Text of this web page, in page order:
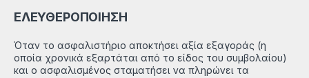
ΕΛΕΥΘΕΡΟΠΟΙΗΣΗ
Όταν το ασφαλιστήριο αποκτήσει αξία εξαγοράς (η
οποία χρονικά εξαρτάται από το είδος του συμβολαίου)
και ο ασφαλισμένος σταματήσει να πληρώνει τα